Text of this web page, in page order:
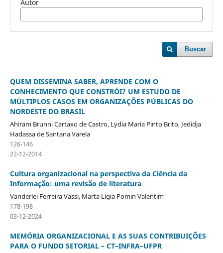
Autor
Buscar
QUEM DISSEMINA SABER, APRENDE COM O
CONHECIMENTO QUE CONSTRÓI? UM ESTUDO DE
MÚLTIPLOS CASOS EM ORGANIZAÇÕES PÚBLICAS DO
NORDESTE DO BRASIL
Ahiram Brunni Cartaxo de Castro, Lydia Maria Pinto Brito, Jedidja
Hadassa de Santana Varela
126-146
22-12-2014
Cultura organizacional na perspectiva da Ciência da
Informação: uma revisão de literatura
Vanderlei Ferreira Vassi, Marta Lígia Pomin Valentim
178-198
03-12-2024
MEMÓRIA ORGANIZACIONAL E AS SUAS CONTRIBUIÇÕES
PARA O FUNDO SETORIAL – CT–INFRA–UFPR